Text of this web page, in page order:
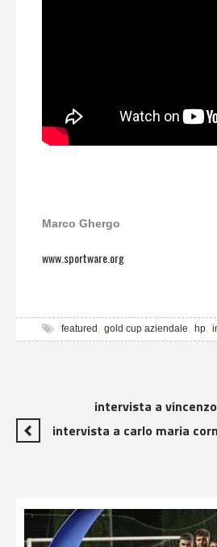
Marco Ghergo
www.sportware.org
featured gold cup aziendale hp
intervista a
intervista a carlo maria